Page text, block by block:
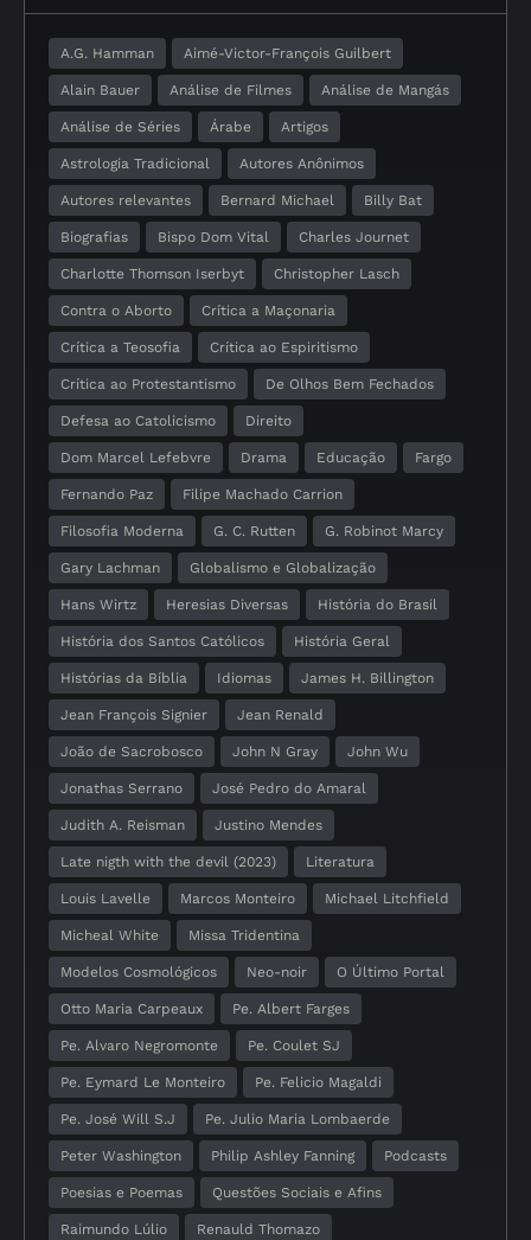
A.G. Hamman Aimé-Victor-François Guilbert
Alain Bauer Análise de Filmes Análise de Mangás
Análise de Séries Árabe Artigos
Astrologia Tradicional Autores Anônimos
Autores relevantes Bernard Michael Billy Bat
Biografias Bispo Dom Vital Charles Journet
Charlotte Thomson Iserbyt Christopher Lasch
Contra o Aborto Crítica a Maçonaria
Crítica a Teosofia Crítica ao Espiritismo
Crítica ao Protestantismo De Olhos Bem Fechados
Defesa ao Catolicismo Direito
Dom Marcel Lefebvre Drama Educação Fargo
Fernando Paz Filipe Machado Carrion
Filosofia Moderna G. C. Rutten G. Robinot Marcy
Gary Lachman Globalismo e Globalização
Hans Wirtz Heresias Diversas História do Brasil
História dos Santos Católicos História Geral
Histórias da Bíblia Idiomas James H. Billington
Jean François Signier Jean Renald
João de Sacrobosco John N Gray John Wu
Jonathas Serrano José Pedro do Amaral
Judith A. Reisman Justino Mendes
Late nigth with the devil (2023) Literatura
Louis Lavelle Marcos Monteiro Michael Litchfield
Micheal White Missa Tridentina
Modelos Cosmológicos Neo-noir O Último Portal
Otto Maria Carpeaux Pe. Albert Farges
Pe. Alvaro Negromonte Pe. Coulet SJ
Pe. Eymard Le Monteiro Pe. Felicio Magaldi
Pe. José Will S.J Pe. Julio Maria Lombaerde
Peter Washington Philip Ashley Fanning Podcasts
Poesias e Poemas Questões Sociais e Afins
Raimundo Lúlio Renauld Thomazo